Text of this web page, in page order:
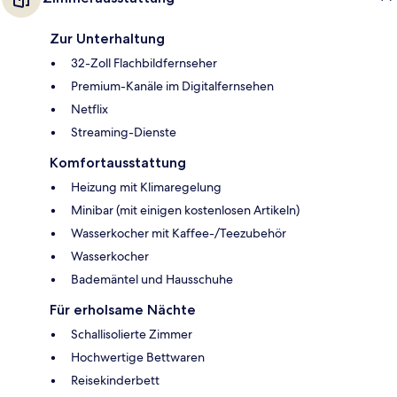
Zur Unterhaltung
32-Zoll Flachbildfernseher
Premium-Kanäle im Digitalfernsehen
Netflix
Streaming-Dienste
Komfortausstattung
Heizung mit Klimaregelung
Minibar (mit einigen kostenlosen Artikeln)
Wasserkocher mit Kaffee-/Teezubehör
Wasserkocher
Bademäntel und Hausschuhe
Für erholsame Nächte
Schallisolierte Zimmer
Hochwertige Bettwaren
Reisekinderbett